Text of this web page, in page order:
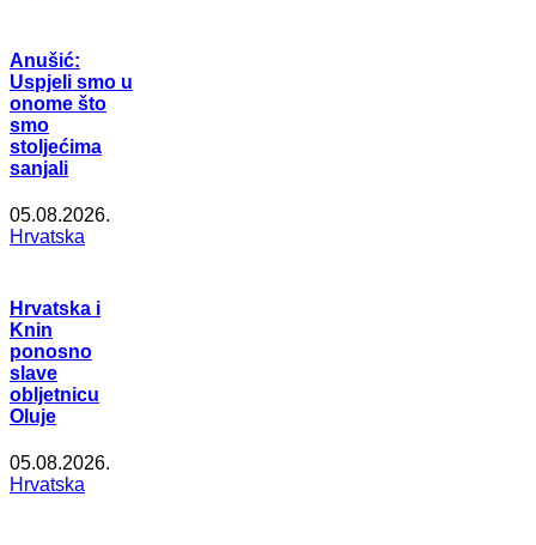
Anušić:
Uspjeli smo u
onome što
smo
stoljećima
sanjali
05.08.2026.
Hrvatska
Hrvatska i
Knin
ponosno
slave
obljetnicu
Oluje
05.08.2026.
Hrvatska